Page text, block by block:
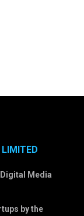
LIMITED
Media
by the